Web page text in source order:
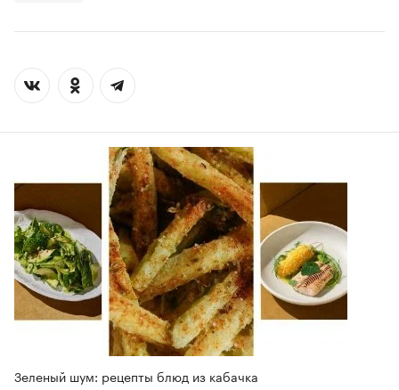
Зеленый шум: рецепты блюд из кабачка